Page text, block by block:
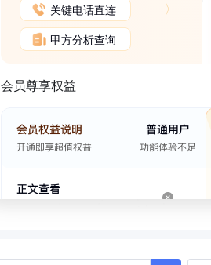
关键电话直连
甲方分析查询
会员尊享权益